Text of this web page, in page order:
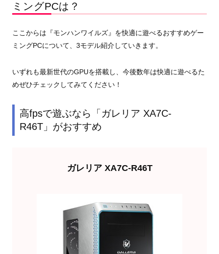
ミングPCは？
ここからは『モンハンワイルズ』を快適に遊べるおすすめゲー
ミングPCについて、3モデル紹介していきます。
いずれも最新世代のGPUを搭載し、今後数年は快適に遊べるた
めぜひチェックしてみてください！
高fpsで遊ぶなら「ガレリア XA7C-
R46T」がおすすめ
ガレリア XA7C-R46T